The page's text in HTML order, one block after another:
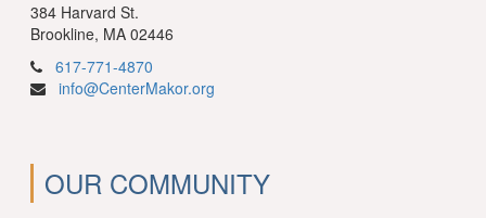
384 Harvard St.
Brookline, MA 02446
617-771-4870
info@CenterMakor.org
OUR COMMUNITY